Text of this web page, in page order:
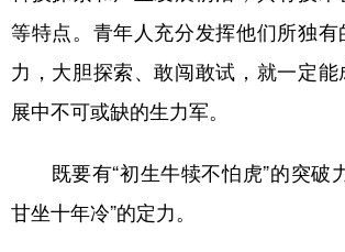
等特点。青年人充分发挥他们所独有
力，大胆探索、敢闯敢试，就一定能
展中不可或缺的生力军。
既要有“初生牛犊不怕虎”的突破
甘坐十年冷”的定力。